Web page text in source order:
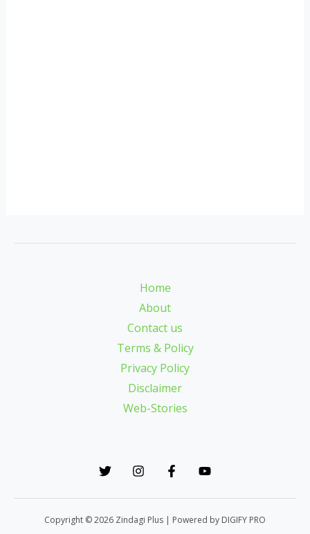
Home
About
Contact us
Terms & Policy
Privacy Policy
Disclaimer
Web-Stories
Copyright © 2026 Zindagi Plus | Powered by DIGIFY PRO